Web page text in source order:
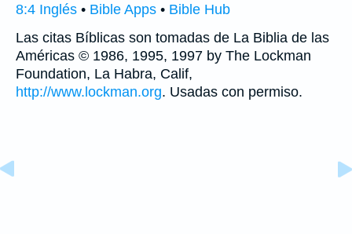
8:4 Inglés • Bible Apps • Bible Hub
Las citas Bíblicas son tomadas de La Biblia de las
Américas © 1986, 1995, 1997 by The Lockman
Foundation, La Habra, Calif,
http://www.lockman.org. Usadas con permiso.